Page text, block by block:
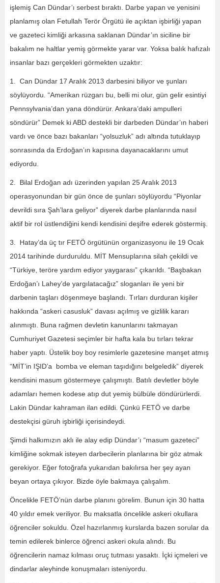
işlemiş Can Dündar’ı serbest bıraktı. Darbe yapan ve yenisini
planlamış olan Fetullah Terör Örgütü ile açıktan işbirliği yapan
ve gazeteci kimliği arkasına saklanan Dündar’ın siciline bir
bakalım ne haltlar yemiş görmekte yarar var. Yoksa balık hafızalı
insanlar bazı gerçekleri görmekten uzaktır:
1. Can Dündar 17 Aralık 2013 darbesini biliyor ve şunları
söylüyordu. “Amerikan rüzgarı bu, belli mi olur, gün gelir esintiyi
Pennsylvania’dan yana döndürür. Ankara’daki ampulleri
söndürür” Demek ki ABD destekli bir darbeden Dündar’ın haberi
vardı ve önce bazı bakanları “yolsuzluk” adı altında tutuklayıp
sonrasında da Erdoğan’ın kapısına dayanacaklarını umut
ediyordu.
2. Bilal Erdoğan adı üzerinden yapılan 25 Aralık 2013
operasyonundan bir gün önce de şunları söylüyordu “Piyonlar
devrildi sıra Şah’lara geliyor” diyerek darbe planlarında nasıl
aktif bir rol üstlendiğini kendi kendisini deşifre ederek göstermiş.
3. Hatay’da üç tır FETÖ örgütünün organizasyonu ile 19 Ocak
2014 tarihinde durduruldu. MİT Mensuplarına silah çekildi ve
“Türkiye, teröre yardım ediyor yaygarası” çıkarıldı. “Başbakan
Erdoğan’ı Lahey’de yargılatacağız” sloganları ile yeni bir
darbenin taşları döşenmeye başlandı. Tırları durduran kişiler
hakkında “askeri casusluk” davası açılmış ve gizlilik kararı
alınmıştı. Buna rağmen devletin kanunlarını takmayan
Cumhuriyet Gazetesi seçimler bir hafta kala bu tırları tekrar
haber yaptı. Üstelik boy boy resimlerle gazetesine manşet atmış
“MİT’in IŞID’a bomba ve eleman taşıdığını belgeledik” diyerek
kendisini masum göstermeye çalışmıştı. Batılı devletler böyle
adamları hemen kodese atıp dut yemiş bülbüle döndürürlerdi.
Lakin Dündar kahraman ilan edildi. Çünkü FETÖ ve darbe
destekçisi güruh işbirliği içerisindeydi.
Şimdi halkımızın aklı ile alay edip Dündar’ı “masum gazeteci”
kimliğine sokmak isteyen darbecilerin planlarına bir göz atmak
gerekiyor. Eğer fotoğrafa yukarıdan bakılırsa her şey ayan
beyan ortaya çıkıyor. Bizde öyle bakmaya çalışalım.
Öncelikle FETÖ’nün darbe planını görelim. Bunun için 30 hatta
40 yıldır emek veriliyor. Bu maksatla öncelikle askeri okullara
öğrenciler sokuldu. Özel hazırlanmış kurslarda bazen sorular da
temin edilerek binlerce öğrenci askeri okula alındı. Bu
öğrencilerin namaz kılması oruç tutması yasaktı. İçki içmeleri ve
dindarlar aleyhinde konuşmaları isteniyordu.